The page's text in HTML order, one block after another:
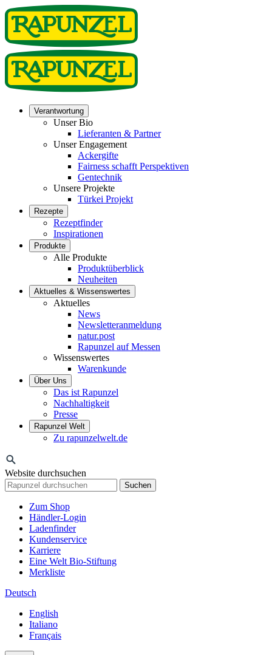
Verantwortung
Unser Bio
Lieferanten & Partner
Unser Engagement
Ackergifte
Fairness schafft Perspektiven
Gentechnik
Unsere Projekte
Türkei Projekt
Rezepte
Rezeptfinder
Inspirationen
Produkte
Alle Produkte
Produktüberblick
Neuheiten
Aktuelles & Wissenswertes
Aktuelles
News
Newsletteranmeldung
natur.post
Rapunzel auf Messen
Wissenswertes
Warenkunde
Über Uns
Das ist Rapunzel
Nachhaltigkeit
Presse
Rapunzel Welt
Zu rapunzelwelt.de
Website durchsuchen
Suchen
Zum Shop
Händler-Login
Ladenfinder
Kundenservice
Karriere
Eine Welt Bio-Stiftung
Merkliste
Deutsch
English
Italiano
Français